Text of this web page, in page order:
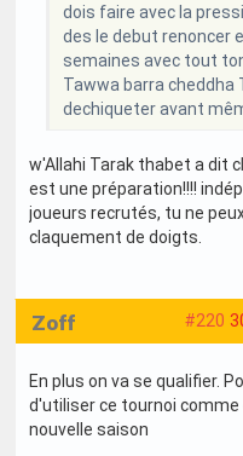
dois faire avec la
des le debut renoncer
semaines avec tout
Tawwa barra
dechiqueter avant
w'Allahi Tarak thabet a dit
est une préparation!!!!
joueurs recrutés, tu ne
claquement de doigts.
#220
Zoff
En plus on va se qualifier.
d'utiliser ce tournoi
nouvelle saison